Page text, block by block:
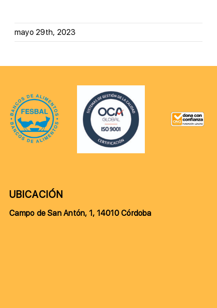
mayo 29th, 2023
UBICACIÓN
Campo de San Antón, 1, 14010 Córdoba